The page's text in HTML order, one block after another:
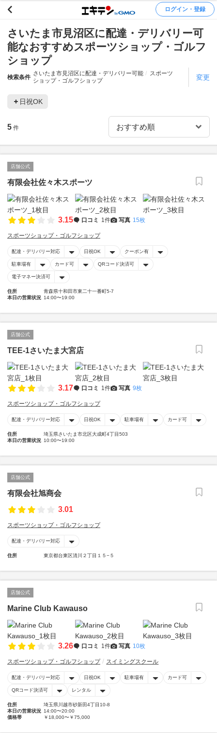
ログイン・登録
さいたま市見沼区に配達・デリバリー可
能なおすすめスポーツショップ・ゴルフ
ショップ
検索条件
さいたま市見沼区に配達・デリバリー可能
スポーツ
ショップ・ゴルフショップ
変更
日祝OK
5 件
店舗公式
有限会社佐々木スポーツ
3.15 口コミ 1件 写真 15枚
スポーツショップ・ゴルフショップ
配達・デリバリー対応 日祝OK クーポン有
駐車場有 カード可 QRコード決済可
電子マネー決済可
住所
青森県十和田市東二十一番町5-7
本日の営業状況 14:00〜19:00
店舗公式
TEE‐1さいたま大宮店
3.17 口コミ 1件 写真 9枚
スポーツショップ・ゴルフショップ
配達・デリバリー対応 日祝OK 駐車場有 カード可
住所
埼玉県さいたま市北区大成町4丁目503
本日の営業状況 10:00〜19:00
店舗公式
有限会社旭商会
3.01
スポーツショップ・ゴルフショップ
配達・デリバリー対応
住所 東京都台東区清川２丁目１５−５
店舗公式
Marine Club Kawauso
3.26 口コミ 1件 写真 10枚
スポーツショップ・ゴルフショップ スイミングスクール
配達・デリバリー対応 日祝OK 駐車場有 カード可
QRコード決済可 レンタル
住所
埼玉県川越市砂新田4丁目10-8
本日の営業状況 14:00〜20:00
価格帯
￥18,000〜￥75,000